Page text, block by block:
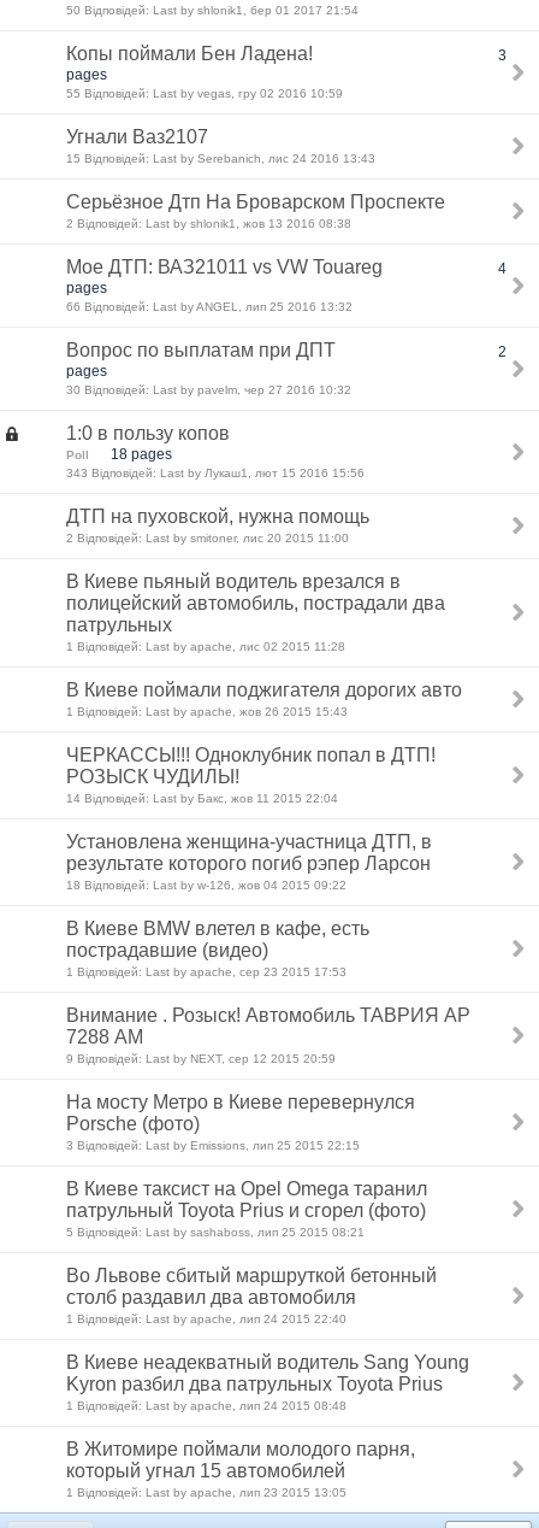
50 Відповідей: Last by shlonik1, бер 01 2017 21:54
Копы поймали Бен Ладена!
3
pages
55 Відповідей: Last by vegas, гру 02 2016 10:59
Угнали Ваз2107
15 Відповідей: Last by Serebanich, лис 24 2016 13:43
Серьёзное Дтп На Броварском Проспекте
2 Відповідей: Last by shlonik1, жов 13 2016 08:38
Мое ДТП: ВАЗ21011 vs VW Touareg
4
pages
66 Відповідей: Last by ANGEL, лип 25 2016 13:32
Вопрос по выплатам при ДПТ
2
pages
30 Відповідей: Last by pavelm, чер 27 2016 10:32
1:0 в пользу копов
Poll 18 pages
343 Відповідей: Last by Лукаш1, лют 15 2016 15:56
ДТП на пуховской, нужна помощь
2 Відповідей: Last by smitoner, лис 20 2015 11:00
В Киеве пьяный водитель врезался в
полицейский автомобиль, пострадали два
патрульных
1 Відповідей: Last by apache, лис 02 2015 11:28
В Киеве поймали поджигателя дорогих авто
1 Відповідей: Last by apache, жов 26 2015 15:43
ЧЕРКАССЫ!!! Одноклубник попал в ДТП!
РОЗЫСК ЧУДИЛЫ!
14 Відповідей: Last by Бакс, жов 11 2015 22:04
Установлена женщина-участница ДТП, в
результате которого погиб рэпер Ларсон
18 Відповідей: Last by w-126, жов 04 2015 09:22
В Киеве BMW влетел в кафе, есть
пострадавшие (видео)
1 Відповідей: Last by apache, сер 23 2015 17:53
Внимание . Розыск! Автомобиль ТАВРИЯ АР
7288 АМ
9 Відповідей: Last by NEXT, сер 12 2015 20:59
На мосту Метро в Киеве перевернулся
Porsche (фото)
3 Відповідей: Last by Emissions, лип 25 2015 22:15
В Киеве таксист на Opel Omega таранил
патрульный Toyota Prius и сгорел (фото)
5 Відповідей: Last by sashaboss, лип 25 2015 08:21
Во Львове сбитый маршруткой бетонный
столб раздавил два автомобиля
1 Відповідей: Last by apache, лип 24 2015 22:40
В Киеве неадекватный водитель Sang Young
Kyron разбил два патрульных Toyota Prius
1 Відповідей: Last by apache, лип 24 2015 08:48
В Житомире поймали молодого парня,
который угнал 15 автомобилей
1 Відповідей: Last by apache, лип 23 2015 13:05